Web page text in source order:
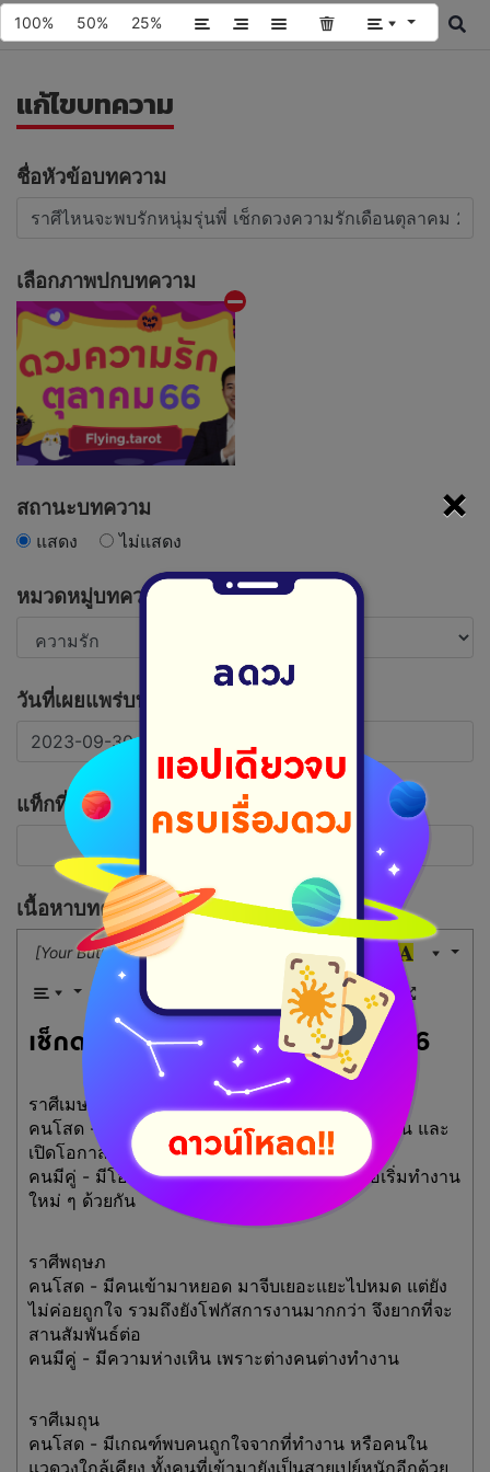
×
แก้ไขบทความ
ชื่อหัวข้อบทความ
เลือกภาพปกบทความ
สถานะบทความ
แสดง ไม่แสดง
หมวดหมู่บทความ
วันที่เผยแพร่บทความ
แท็กที่เกี่ยวข้อง
เนื้อหาบทความ
[Your Button] 16
เช็กดวงความรักเดือนตุลาคม 2566
ราศีเมษ
คนโสด - ยังไม่ลืมความรักครั้งเก่า ยากที่จะมูฟออน และ
เปิดโอกาสในการมีความรัก
คนมีคู่ - มีโอกาสเดินทางท่องเที่ยวร่วมกัน หรือเริ่มทำงาน
ใหม่ ๆ ด้วยกัน
ราศีพฤษภ
คนโสด - มีคนเข้ามาหยอด มาจีบเยอะแยะไปหมด แต่ยัง
ไม่ค่อยถูกใจ รวมถึงยังโฟกัสการงานมากกว่า จึงยากที่จะ
สานสัมพันธ์ต่อ
คนมีคู่ - มีความห่างเหิน เพราะต่างคนต่างทำงาน
ราศีเมถุน
คนโสด - มีเกณฑ์พบคนถูกใจจากที่ทำงาน หรือคนใน
แวดวงใกล้เคียง ทั้งคนที่เข้ามายังเป็นสายเปย์หนักอีกด้วย
100% 50% 25%